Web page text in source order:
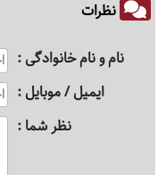
نظرات
نام و نام خانوادگی
ایمیل / موبایل
نظر شما